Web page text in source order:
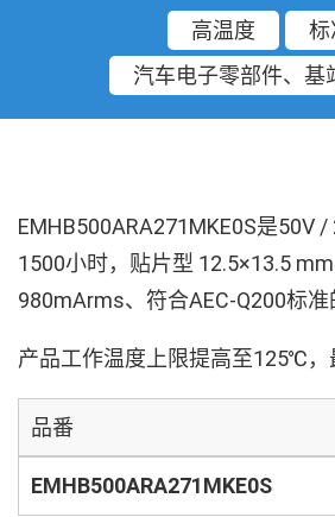
高温度
标
汽车电子零部件、基
EMHB500ARA271MKE0S是50V
1500小时，贴片型 12.5×13.5
980mArms、符合AEC-Q200标准
产品工作温度上限提高至125℃
品番
EMHB500ARA271MKE0S